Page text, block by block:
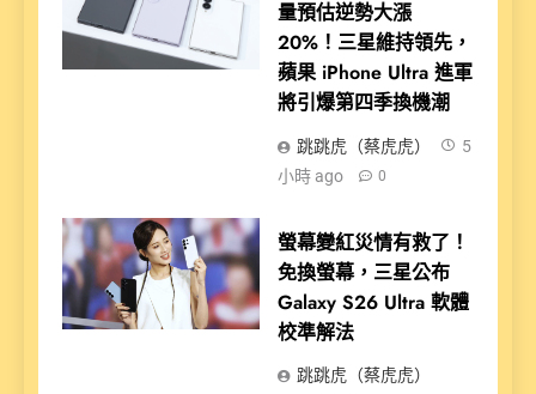
量預估逆勢大漲
20%！三星維持領先，
蘋果 iPhone Ultra 進軍
將引爆第四季換機潮
跳跳虎（蔡虎虎）
5
小時 ago
0
螢幕變紅災情有救了！
免換螢幕，三星公布
Galaxy S26 Ultra 軟體
校準解法
跳跳虎（蔡虎虎）